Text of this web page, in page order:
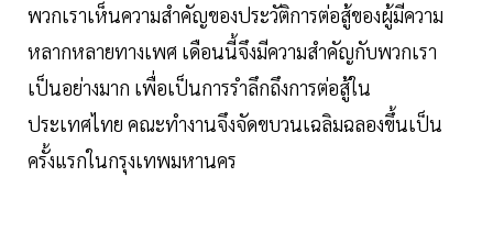
พวกเราเห็นความสำคัญของประวัติการต่อสู้ของผู้มีความ
หลากหลายทางเพศ เดือนนี้จึงมีความสำคัญกับพวกเรา
เป็นอย่างมาก เพื่อเป็นการรำลึกถึงการต่อสู้ใน
ประเทศไทย คณะทำงานจึงจัดขบวนเฉลิมฉลองขึ้นเป็น
ครั้งแรกในกรุงเทพมหานคร